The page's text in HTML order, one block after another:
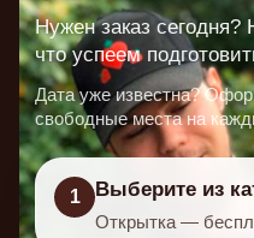
Нужен заказ
что успеем
Дата уже известна?
свободные места на
1 Выберите из
Открытка —